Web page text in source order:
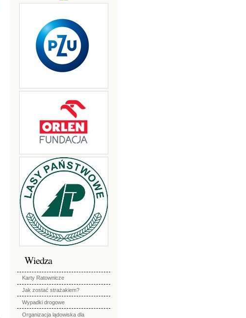
Wiedza
Karty Ratownicze
Jak zostać strażakiem?
Wypadki drogowe
Organizacja lądowiska dla